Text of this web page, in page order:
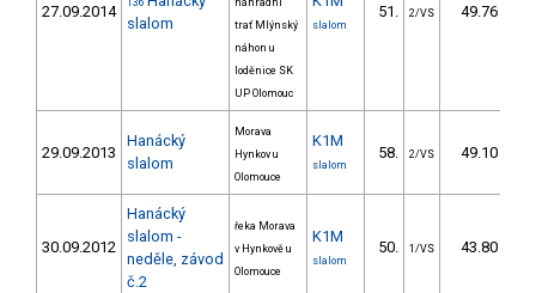
27.09.2014 136
slalom
náhradní
trať Mlýnský
náhon u
loděnice SK
UP Olomouc
slalom
51. 2/VS 49.76
29.09.2013
Hanácký
slalom
Morava
Hynkov u
Olomouce
K1M
slalom
58. 2/VS 49.10
30.09.2012
Hanácký
slalom -
neděle, závod
č.2
řeka Morava
v Hynkově u
Olomouce
K1M
slalom
50. 1/VS 43.80